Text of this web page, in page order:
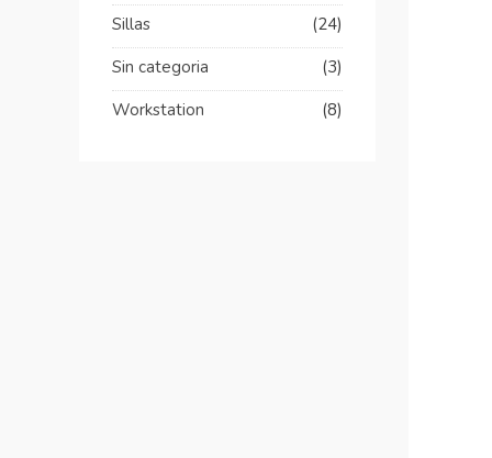
Sillas
(24)
Sin categoria
(3)
Workstation
(8)